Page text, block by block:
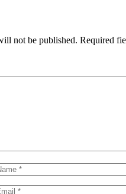
not be published. Required